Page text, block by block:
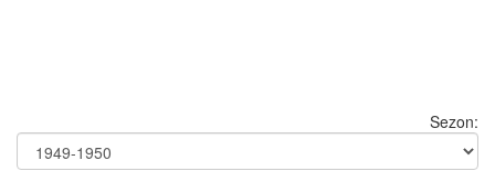
Sezon: